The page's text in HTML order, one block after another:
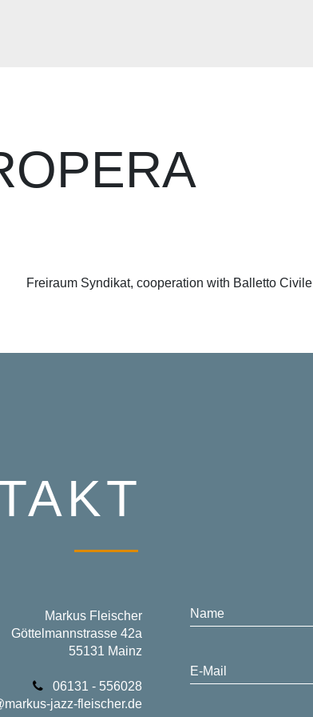
Freiraum Syndikat, cooperation with Balletto Civile
Markus Fleischer
Göttelmannstrasse 42a
55131 Mainz
06131 - 556028
jazz-fleischer.de
Name
E-Mail